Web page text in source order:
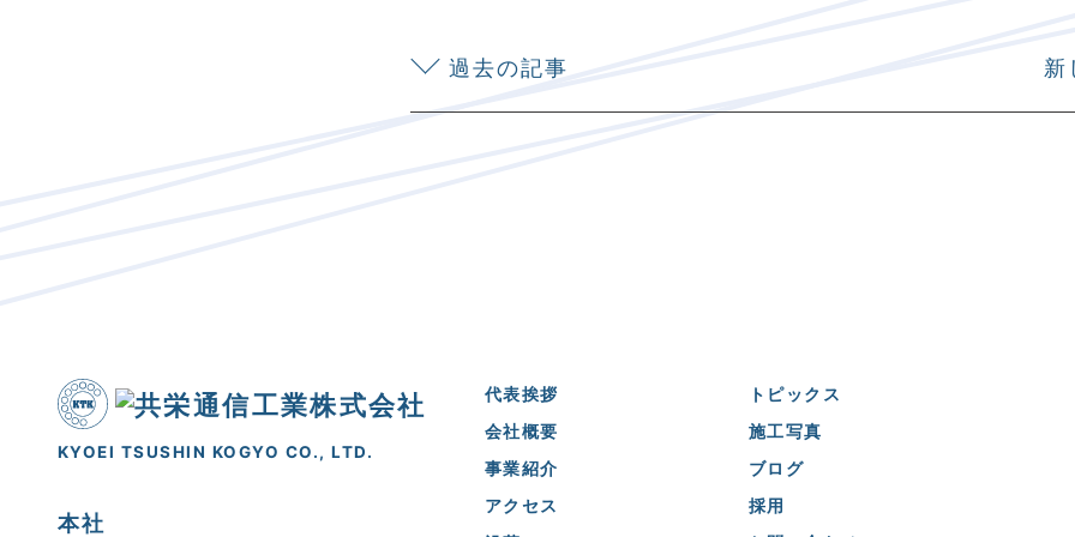
過去の記事 新
KYOEI TSUSHIN KOGYO CO., LTD.
本社
代表挨拶
会社概要
事業紹介
アクセス
トピックス
施工写真
ブログ
採用